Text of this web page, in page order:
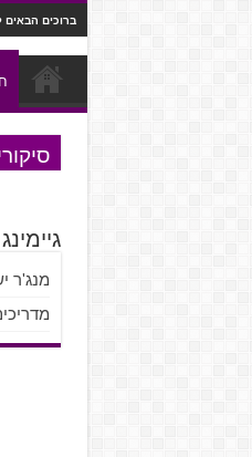
ברוכים הבאים
מנג'ר